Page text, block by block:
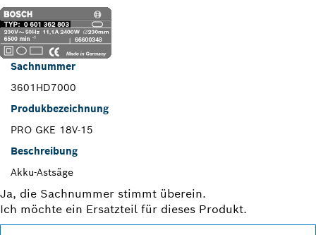
Sachnummer
3601HD7000
Produkbezeichnung
PRO GKE 18V-15
Beschreibung
Akku-Astsäge
Ja, die Sachnummer stimmt überein.
Ich möchte ein Ersatzteil für dieses Produkt.